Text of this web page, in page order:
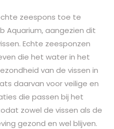
zeespons toe te
Aquarium, aangezien dit
Echte zeesponzen
die het water in het
van de vissen in
daarvan voor veilige en
die passen bij het
zowel de vissen als de
gezond en wel blijven.